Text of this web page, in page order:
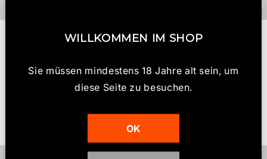
Kundenbewertungen
Schreiben Sie die erste Bewertung
WILLKOMMEN IM SHOP
Sie müssen mindestens 18 Jahre alt sein, um
diese Seite zu besuchen.
OK